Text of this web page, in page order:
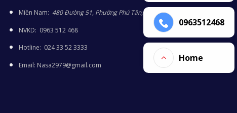
Miền Nam: 480 Đường 51, Phường Phú Tân, TP Bình Dương
NVKD: 0963 512 468
Hotline: 024 33 52 3333
Email: Nasa2979@gmail.com
0963512468
Home